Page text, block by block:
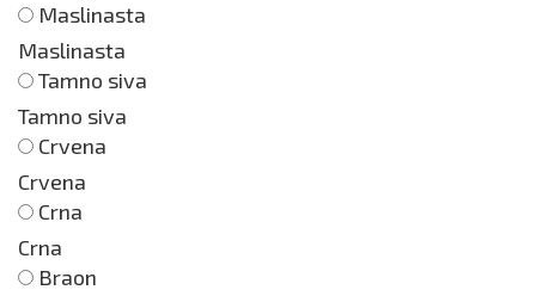
Maslinasta
Maslinasta
Tamno siva
Tamno siva
Crvena
Crvena
Crna
Crna
Braon